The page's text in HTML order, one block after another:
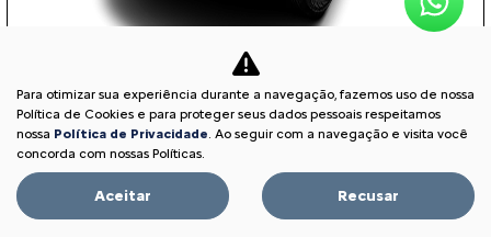
COM SEU USADO NA TROCA
PESSOA FÍSICA
Para otimizar sua experiência durante a navegação, fazemos uso de nossa
Política de Cookies e para proteger seus dados pessoais respeitamos
nossa Política de Privacidade. Ao seguir com a navegação e visita você
concorda com nossas Políticas.
Aceitar Recusar